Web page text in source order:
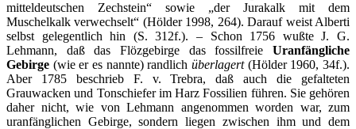
mitteldeutschen Zechstein“ sowie „der Jurakalk mit dem
Muschelkalk verwechselt“ (Hölder 1998, 264). Darauf weist Alberti
selbst gelegentlich hin (S. 312f.). – Schon 1756 wußte J. G.
Lehmann, daß das Flözgebirge das fossilfreie Uranfängliche
Gebirge (wie er es nannte) randlich überlagert(Hölder 1960, 34f.).
Aber 1785 beschrieb F. v. Trebra, daß auch die gefalteten
Grauwacken und Tonschiefer im Harz Fossilien führen. Sie gehören
daher nicht, wie von Lehmann angenommen worden war, zum
uranfänglichen Gebirge, sondern liegen zwischen ihm und dem